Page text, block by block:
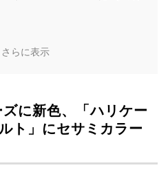
さらに表示
に新色、「ハリケー
ト」にセサミカラー